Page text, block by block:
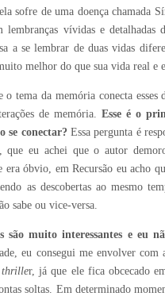
sofre de uma doença chamada
lembranças vívidas e
a se lembrar de duas vidas
melhor do que sua vida real e
tema da memória conecta
de memória.Esse é o
se conectar? Essa pergunta é
que eu achei que o autor
era óbvio, em Recursão eu acho
as descobertas ao mesmo
sabe ou vice-versa.
são muito interessantes e eu
eu consegui me envolver
thriller, já que ele fica obcecado
soltas. Em determinado